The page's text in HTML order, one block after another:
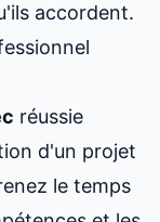
accordent.
réussie
d'un projet
le temps